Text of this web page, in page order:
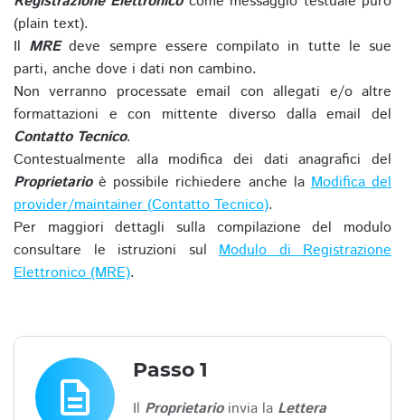
(plain text).
Il MREdeve sempre essere compilato in tutte le sue
parti, anche dove i dati non cambino.
Non verranno processate email con allegati e/o altre
formattazioni e con mittente diverso dalla email del
Contatto Tecnico.
Contestualmente alla modifica dei dati anagrafici del
Proprietarioè possibile richiedere anche laModifica del
provider/maintainer (Contatto Tecnico).
Per maggiori dettagli sulla compilazione del modulo
consultare le istruzioni sul Modulo di Registrazione
Elettronico (MRE).
description
Passo 1
Il Proprietarioinvia la Lettera